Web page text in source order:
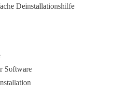
Deinstallationshilfe
Software